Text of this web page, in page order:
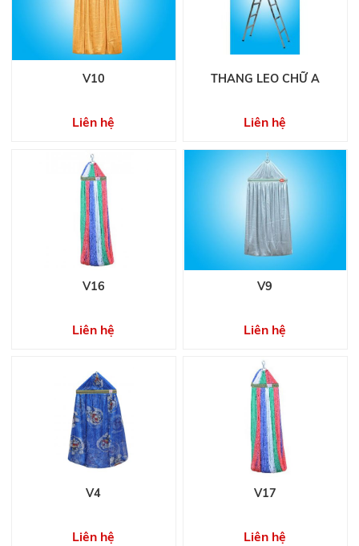
V10
Liên hệ
THANG LEO CHỮ A
Liên hệ
V16
Liên hệ
V9
Liên hệ
V4
Liên hệ
V17
Liên hệ